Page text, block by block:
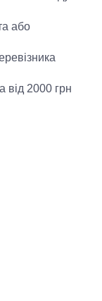
або
від 2000 грн